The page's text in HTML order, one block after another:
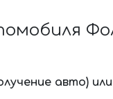
авто)